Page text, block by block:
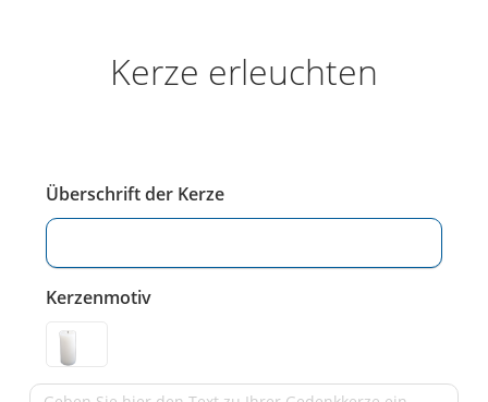
Kerze erleuchten
Überschrift der Kerze
Kerzenmotiv